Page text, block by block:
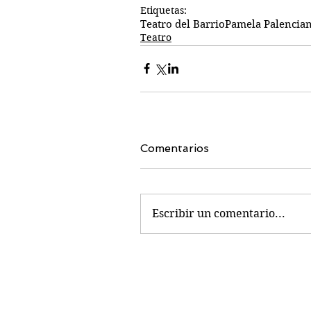
Etiquetas:
Teatro del BarrioPamela
Teatro
Comentarios
Escribir un comentario...